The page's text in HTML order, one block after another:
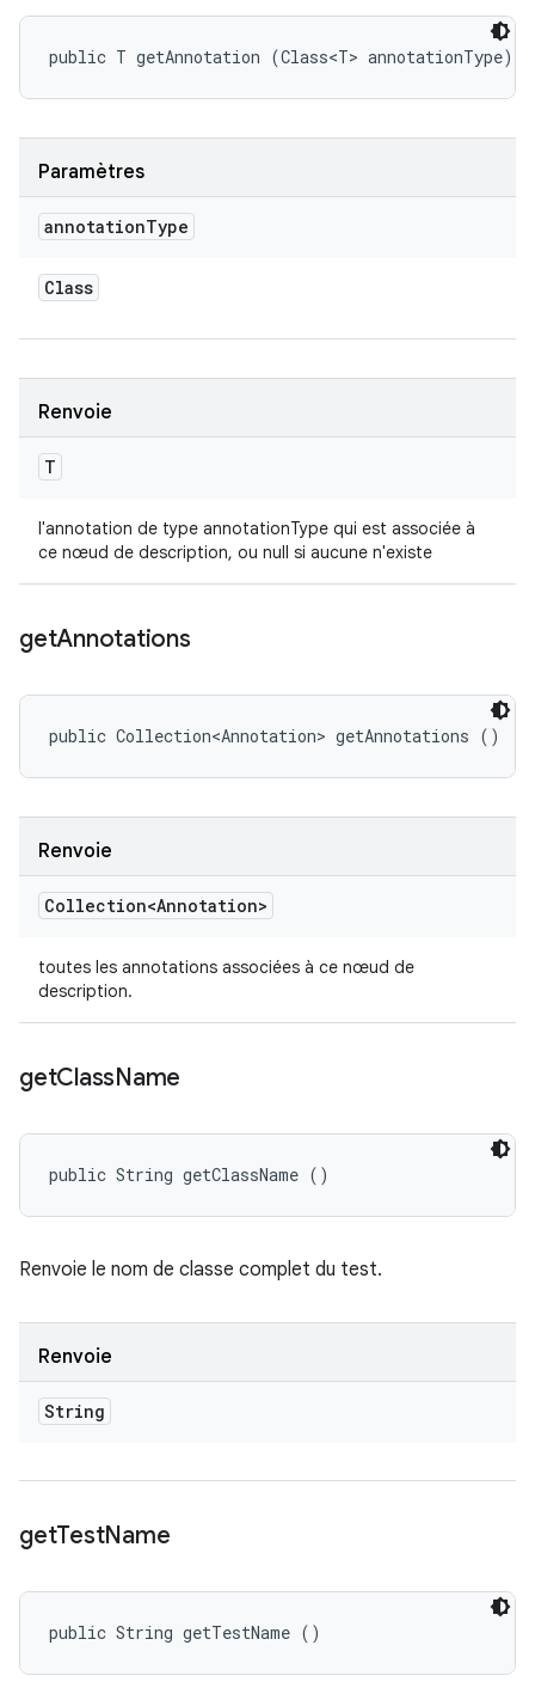
public T getAnnotation (Class<T> annotationType)
Paramètres
annotationType
Class
Renvoie
T
l'annotation de type annotationType qui est associée à
ce nœud de description, ou null si aucune n'existe
getAnnotations
public Collection<Annotation> getAnnotations ()
Renvoie
Collection<Annotation>
toutes les annotations associées à ce nœud de
description.
getClassName
public String getClassName ()
Renvoie le nom de classe complet du test.
Renvoie
String
getTestName
public String getTestName ()